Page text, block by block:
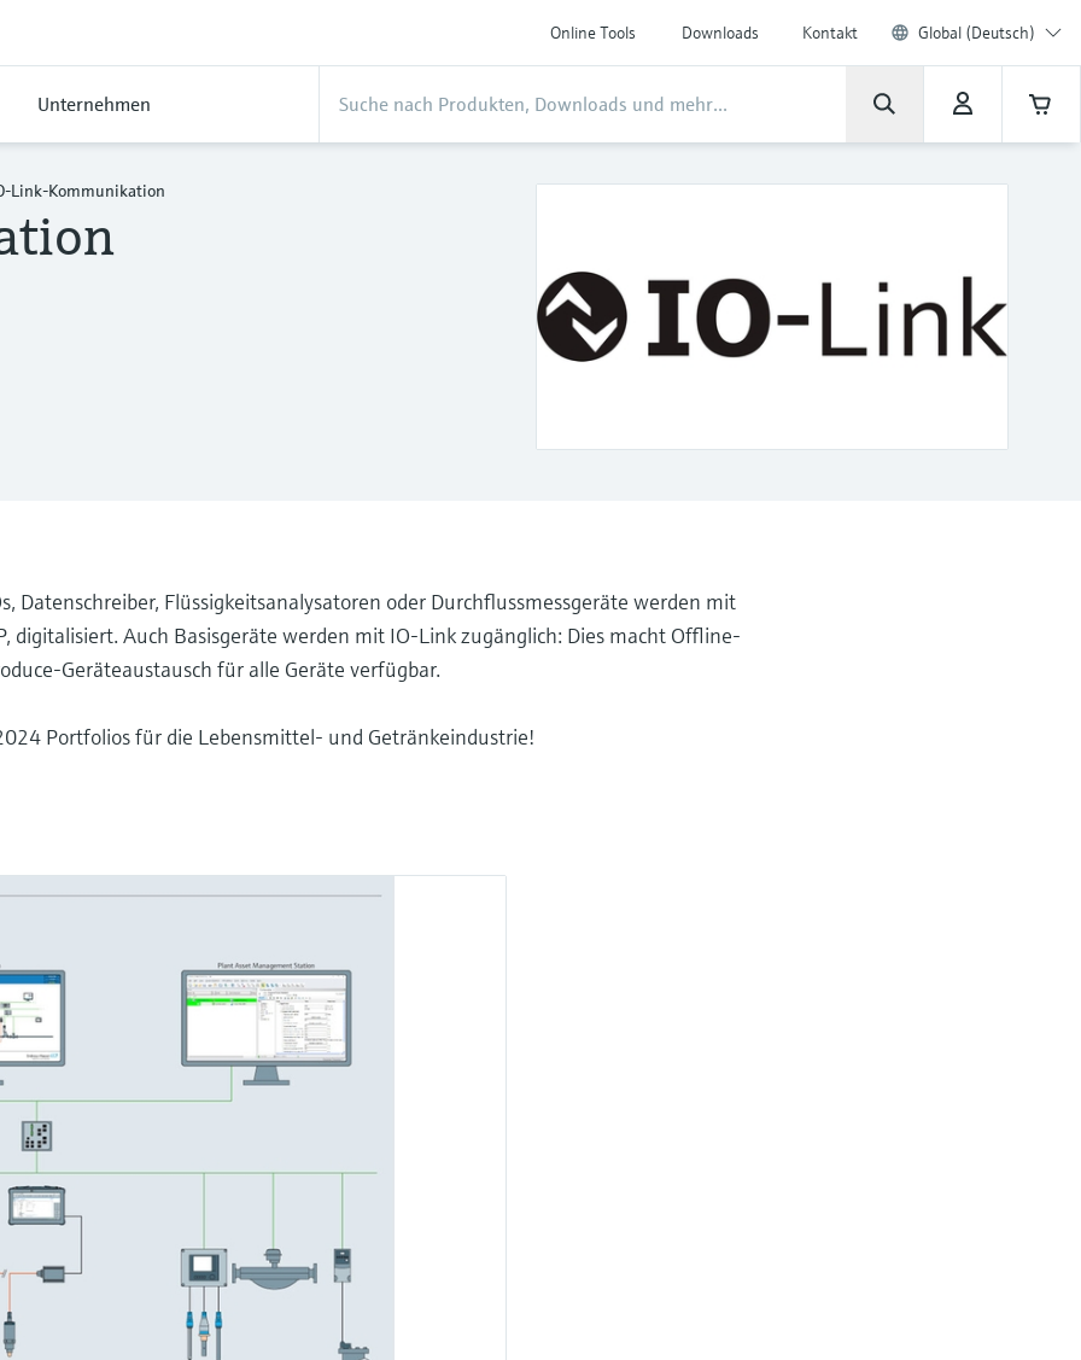
Online Tools Downloads Kontakt Global (Deutsch)
Unternehmen
Link-Kommunikation
Datenschreiber, Flüssigkeitsanalysatoren oder Durchflussmessgeräte werden mit
digitalisiert. Auch Basisgeräte werden mit IO-Link zugänglich: Dies macht Offline-
Geräteaustausch für alle Geräte verfügbar.
Portfolios für die Lebensmittel- und Getränkeindustrie!